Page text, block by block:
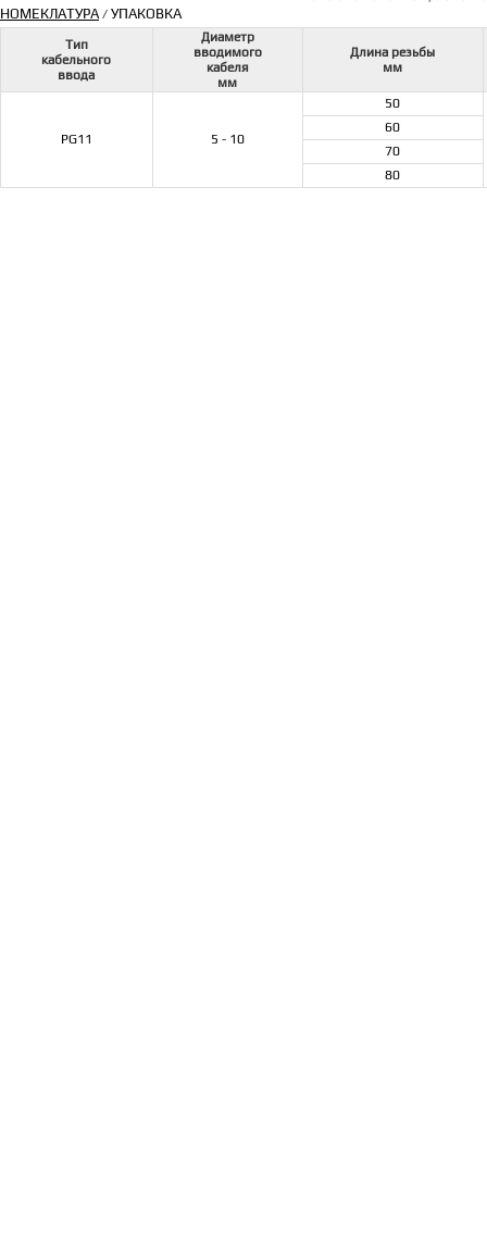
НОМЕКЛАТУРА/ УПАКОВКА
Тип
кабельного
ввода
Диаметр
вводимого
кабеля
мм
Длина резьбы
мм
PG11 5 - 10
50
60
70
80